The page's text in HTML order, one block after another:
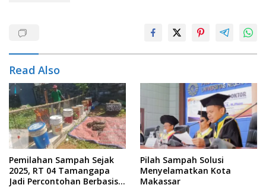
Read Also
Pemilahan Sampah Sejak
2025, RT 04 Tamangapa
Jadi Percontohan Berbasis
Pilah Sampah Solusi
Menyelamatkan Kota
Makassar